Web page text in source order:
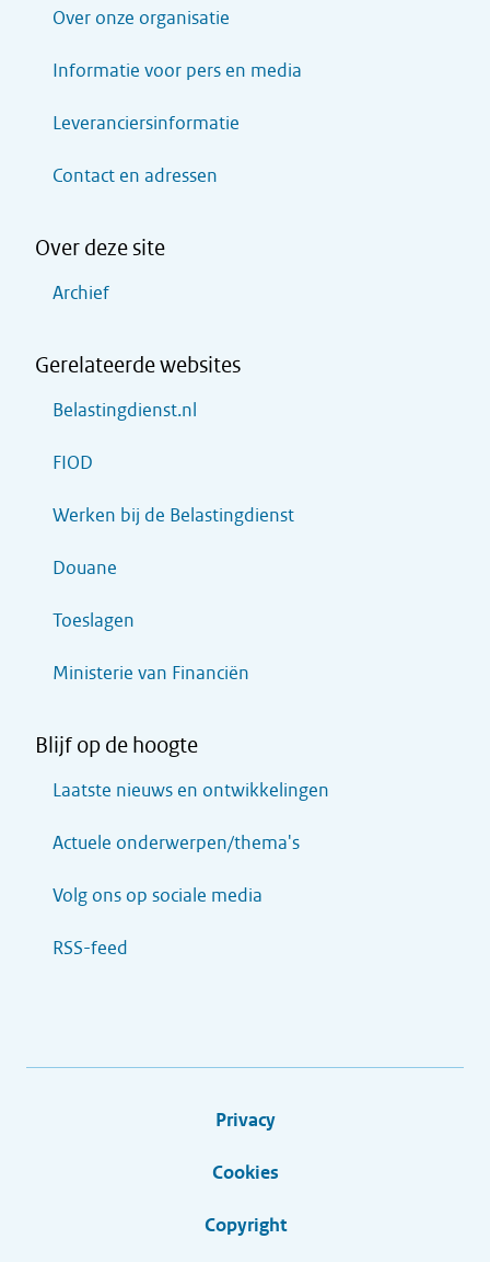
Over onze organisatie
Informatie voor pers en media
Leveranciersinformatie
Contact en adressen
Over deze site
Archief
Gerelateerde websites
Belastingdienst.nl
FIOD
Werken bij de Belastingdienst
Douane
Toeslagen
Ministerie van Financiën
Blijf op de hoogte
Laatste nieuws en ontwikkelingen
Actuele onderwerpen/thema's
Volg ons op sociale media
RSS-feed
Privacy
Cookies
Copyright